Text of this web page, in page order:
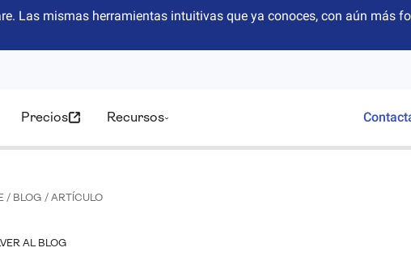
Las mismas herramientas intuitivas que ya conoces, con aún más
Precios Recursos
/ BLOG /ARTÍCULO
AL BLOG